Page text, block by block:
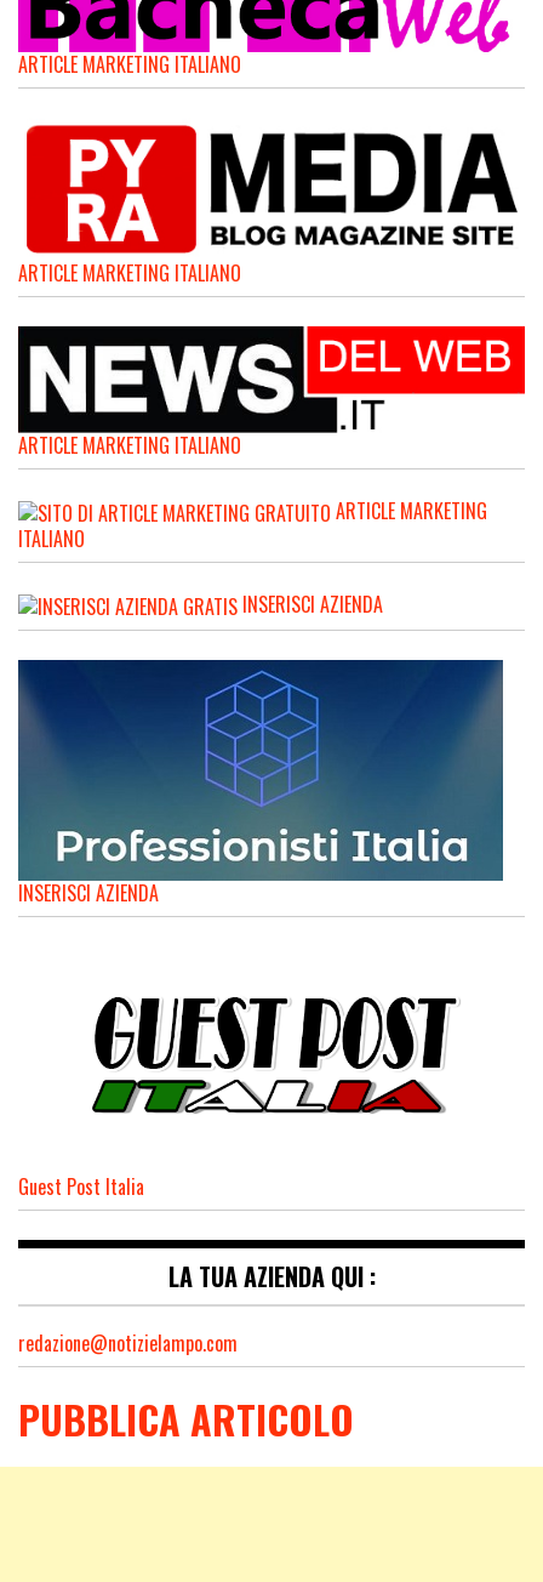
ARTICLE MARKETING ITALIANO
ARTICLE MARKETING ITALIANO
ARTICLE MARKETING ITALIANO
ARTICLE MARKETING
ITALIANO
INSERISCI AZIENDA
INSERISCI AZIENDA
Guest Post Italia
LA TUA AZIENDA QUI :
redazione@notizielampo.com
PUBBLICA ARTICOLO